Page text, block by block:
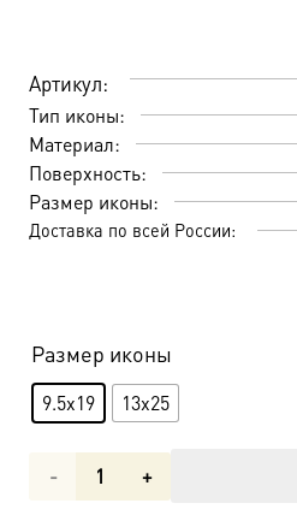
Артикул:
Тип иконы:
Материал:
Поверхность:
Размер иконы:
Доставка по всей России:
Размер иконы
9.5x19 13x25
Количество